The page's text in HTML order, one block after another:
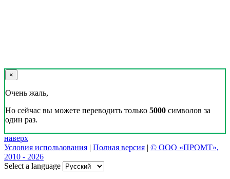
×
Очень жаль,
Но сейчас вы можете переводить только 5000 символов за
один раз.
наверх
Условия использования | Полная версия | © ООО «ПРОМТ»,
2010 - 2026
Select a language